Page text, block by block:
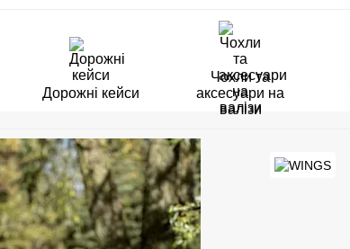
Дорожні кейси
Чохли та
аксесуари на
валізи